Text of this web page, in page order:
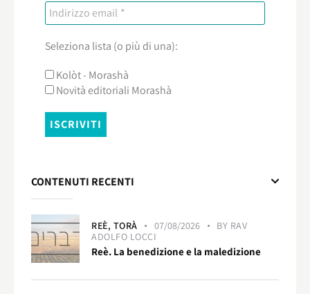
Seleziona lista (o più di una):
Kolòt - Morashà
Novità editoriali Morashà
CONTENUTI RECENTI
REÈ, TORÀ 07/08/2026 BY RAV
ADOLFO LOCCI
Reè. La benedizione e la maledizione